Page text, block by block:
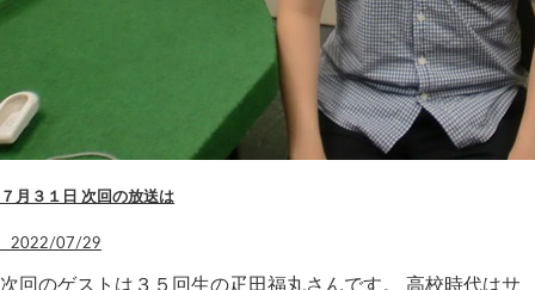
７月３１日 次回の放送は
2022/07/29
次回のゲストは３５回生の疋田福丸さんです。 高校時代はサ